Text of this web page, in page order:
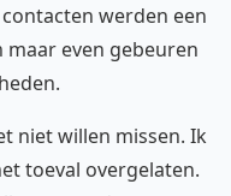
werden een
even gebeuren
niet willen missen. Ik
toeval overgelaten.